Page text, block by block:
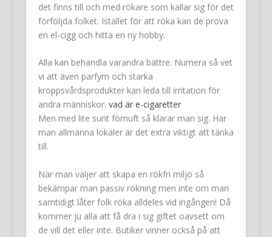
det finns till och med rökare som kallar sig för det
förföljda folket. Istället för att röka kan de prova
en el-cigg och hitta en ny hobby.
Alla kan behandla varandra bättre. Numera så vet
vi att även parfym och starka
kroppsvårdsprodukter kan leda till irritation för
andra människor. vad är e-cigaretter
Men med lite sunt förnuft så klarar man sig. Har
man allmänna lokaler är det extra viktigt att tänka
till.
När man väljer att skapa en rökfri miljö så
bekämpar man passiv rökning men inte om man
samtidigt låter folk röka alldeles vid ingången! Då
kommer ju alla att få dra i sig giftet oavsett om
de vill det eller inte. Butiker vinner också på att